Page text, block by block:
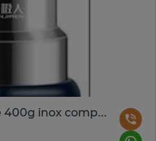
Moulin à grains électrique 400g inox compact